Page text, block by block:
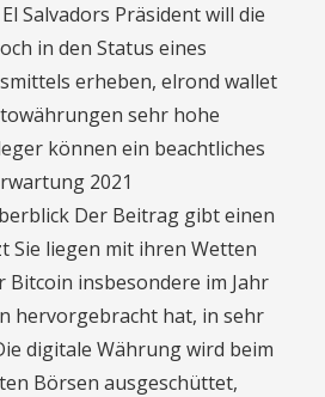
Salvadors Präsident will die
in den Status eines
erheben, elrond wallet
sehr hohe
können ein beachtliches
2021
Der Beitrag gibt einen
Sie liegen mit ihren Wetten
Bitcoin insbesondere im Jahr
hervorgebracht hat, in sehr
digitale Währung wird beim
Börsen ausgeschüttet,